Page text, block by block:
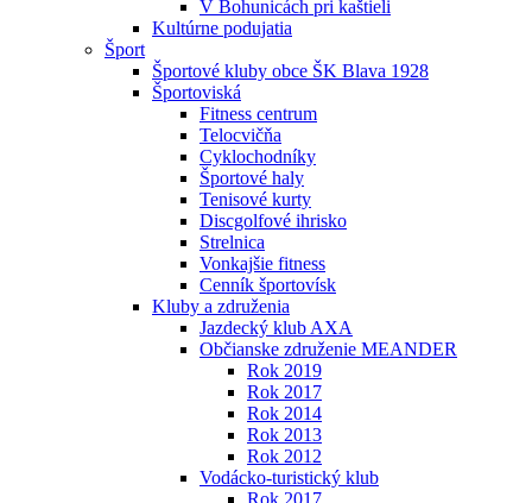
V Bohunicách pri kaštieli
Kultúrne podujatia
Šport
Športové kluby obce ŠK Blava 1928
Športoviská
Fitness centrum
Telocvičňa
Cyklochodníky
Športové haly
Tenisové kurty
Discgolfové ihrisko
Strelnica
Vonkajšie fitness
Cenník športovísk
Kluby a združenia
Jazdecký klub AXA
Občianske združenie MEANDER
Rok 2019
Rok 2017
Rok 2014
Rok 2013
Rok 2012
Vodácko-turistický klub
Rok 2017